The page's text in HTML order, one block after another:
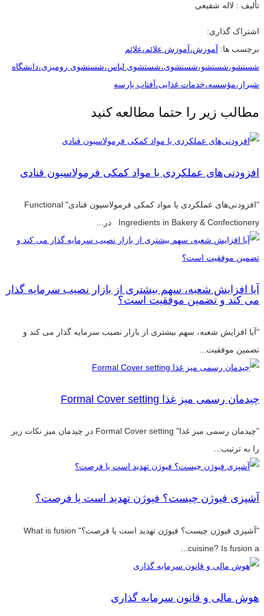
تألیف : لاله شفیعی
اشتراک گذاری:
برچسب ها: آموزش،آموزش علائم،علائم
شستشو،شستشو،شستشوی،شستشوی لباس،شستشوی رومیزی،دانشگاه
شیراز،مؤسسه،خدمات غذایی،آفتاب پارسه
مطالب زیر را حتما مطالعه کنید
افزودنی‌های عملکردی یا مواد کمکی فرمولاسیون قنادی
"افزودنی‌های عملکردی یا مواد کمکی فرمولاسیون قنادی" Functional
Ingredients in Bakery & Confectionery در...
آیا افزایش شعبه، سهم بیشتری از بازار نصیب سرمایه گذار
می کند و تضمین موفقیت است؟
"آیا افزایش شعبه، سهم بیشتری از بازار نصیب سرمایه گذار می کند و
تضمین موفقیت...
چیدمان رسمی میز غذا Formal Cover setting
"چیدمان رسمی میز غذا" Formal Cover setting در چیدمان میز نکات زیر
را به ترتیب...
آشپزی فیوژن چیست؟ فیوژن تهدید است یا فرصت؟
"آشپزی فیوژن چیست؟ فیوژن تهدید است یا فرصت؟" What is fusion
cuisine? Is fusion a...
هوش مالی و قانون سرمایه گذاری